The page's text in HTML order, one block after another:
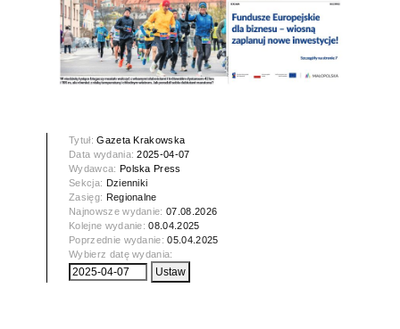
Tytuł:Gazeta Krakowska
Data wydania:2025-04-07
Wydawca: Polska Press
Sekcja: Dzienniki
Zasięg: Regionalne
Najnowsze wydanie:07.08.2026
Kolejne wydanie:08.04.2025
Poprzednie wydanie:05.04.2025
Wybierz datę wydania: